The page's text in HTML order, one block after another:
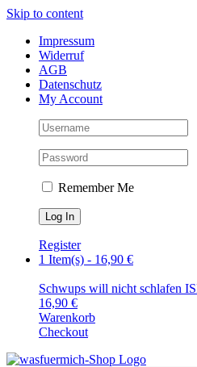
Skip to content
Impressum
Widerruf
AGB
Datenschutz
My Account
Remember Me
Register
1 Item(s) - 16,90 €
Schwups will nicht schlafen
16,90 €
Warenkorb
Checkout